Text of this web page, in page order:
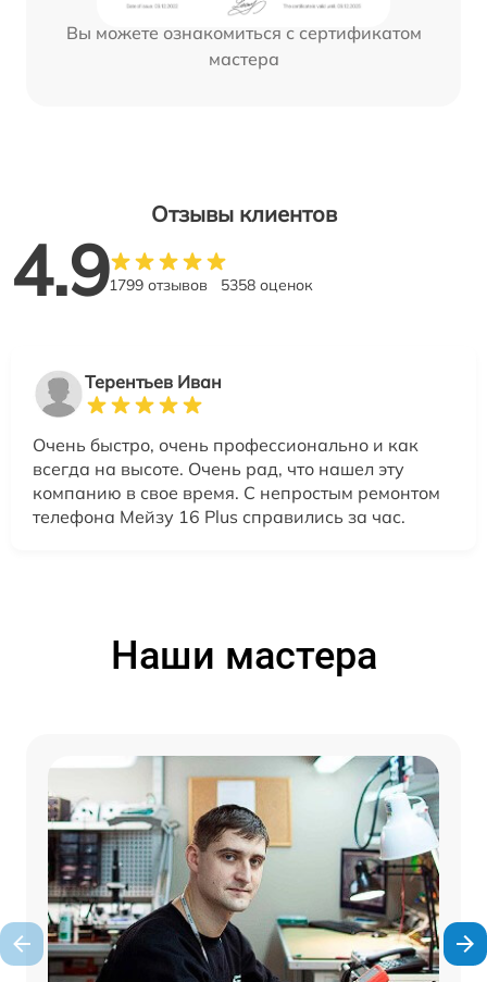
Вы можете ознакомиться с сертификатом
мастера
Отзывы клиентов
4.91799 отзывов 5358 оценок
Терентьев Иван
Очень быстро, очень профессионально и как
всегда на высоте. Очень рад, что нашел эту
компанию в свое время. С непростым ремонтом
телефона Мейзу 16 Plus справились за час.
Наши мастера